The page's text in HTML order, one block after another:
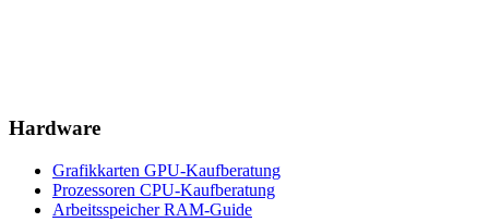
Hardware
Grafikkarten GPU-Kaufberatung
Prozessoren CPU-Kaufberatung
ArbeitsspeicherRAM-Guide